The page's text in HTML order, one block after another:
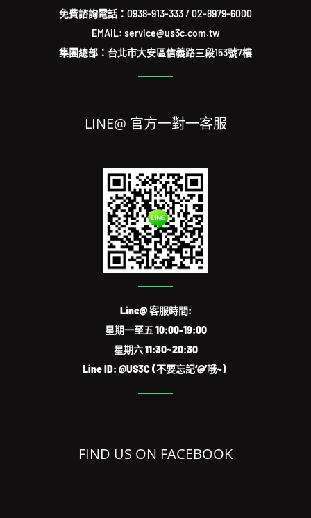
免費諮詢電話： 0938-913-333/02-8979-6000
EMAIL: service@us3c.com.tw
集團總部：台北市大安區信義路三段153號7樓
LINE@ 官方一對一客服
Line@ 客服時間:
星期一至五 10:00-19:00
星期六 11:30~20:30
Line ID: @US3C (不要忘記‘@’哦~)
FIND US ON FACEBOOK